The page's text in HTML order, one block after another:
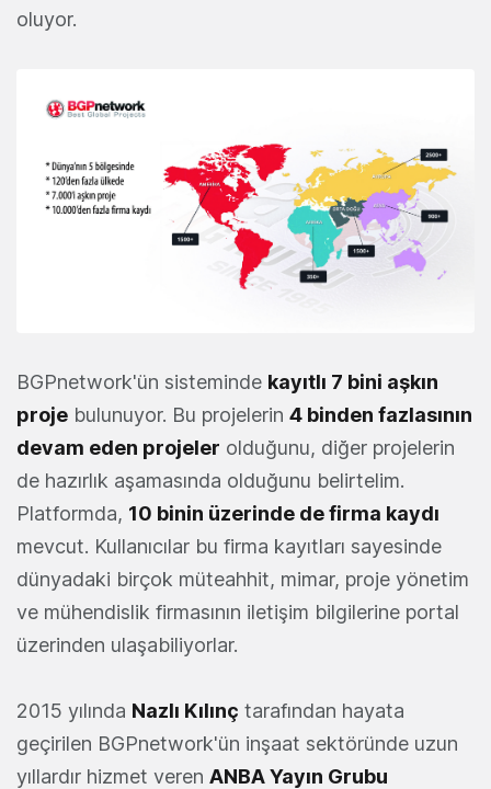
oluyor.
BGPnetwork'ün sisteminde kayıtlı 7 bini aşkın
proje bulunuyor. Bu projelerin 4 binden fazlasının
devam eden projeler olduğunu, diğer projelerin
de hazırlık aşamasında olduğunu belirtelim.
Platformda, 10 binin üzerinde de firma kaydı
mevcut. Kullanıcılar bu firma kayıtları sayesinde
dünyadaki birçok müteahhit, mimar, proje yönetim
ve mühendislik firmasının iletişim bilgilerine portal
üzerinden ulaşabiliyorlar.
2015 yılında Nazlı Kılınç tarafından hayata
geçirilen BGPnetwork'ün inşaat sektöründe uzun
yıllardır hizmet veren ANBA Yayın Grubu